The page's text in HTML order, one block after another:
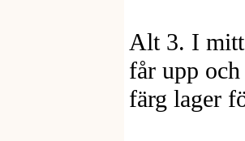
Alt 3. I mitt
får upp
färg lager